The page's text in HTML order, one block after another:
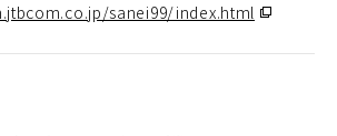
sanei99/index.html （別